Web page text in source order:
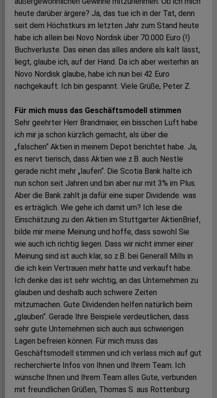
heute darüber ärgere? Ja, das tue ich in der Tat, denn
seit dem Höchstkurs im letzten Jahr zum Stand heute
habe ich allein bei Novo Nordisk über 70.000 Euro (!)
Buchverluste. Das einen das alles andere als kalt lässt,
liegt, glaube ich, auf der Hand. Da ich aber weiterhin an
Novo Nordisk glaube, habe ich nun bei 42 Euro
nachgekauft. Ich bin gespannt. Viele Grüße, Peter Z.
Für mich muss das Geschäftsmodell stimmen
Sehr geehrter Herr Brandmaier, ein bisschen Luft habe
ich mir ja schon kürzlich gemacht, als über die
„falschen“ Aktien in meinem Depot berichtet habe. Ja,
es nervt tierisch, dass Aktien wie z.B. auch Nestle
gerade nicht mehr „laufen“. Die Scotia Bank halte ich
nun schon seit Jahren und bin aber nur mit 3% im Plus.
Aber die Bank zahlt ja dafür eine super Dividende. was
es erträglich. Wie gehe ich damit um? Ich lese die
Einschätzung zu den Aktien im Stuttgarter AktienBrief,
bilde mir meine Meinung und hoffe, dass sowohl Sie
wie auch ich richtig liegen. Dass wir nicht immer einer
Meinung sind ist auch klar, so z.B. bei Generall Mills in
die ich kein Vertrauen mehr hatte und verkauft habe.
Ich denke das ist sehr wichtig, an das Unternehmen zu
glauben und deshalb auch schwere Zeiten
mitzumachen. Gute Dividenden helfen natürlich beim
„glauben“. Gerade Ihre Beispiele verdeutlichen, dass
sehr gute Unternehmen sich auch aus schwierigen
Lagen befreien können. Für mich muss das
Geschäftsmodell stimmen und ich verlass mich auf gut
recherchierte Infos von Ihnen und Ihrem Team. Ich
wünsche Ihnen und Ihrem Team alles Gute, verbunden
mit freundlichen Grüßen, Thomas S. aus Rottenburg